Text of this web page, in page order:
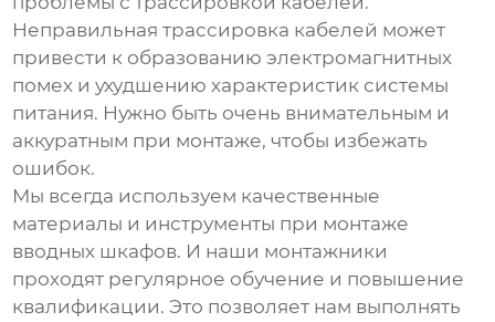
Неправильная трассировка кабелей может
привести к образованию электромагнитных
помех и ухудшению характеристик системы
питания. Нужно быть очень внимательным и
аккуратным при монтаже, чтобы избежать
ошибок.
Мы всегда используем качественные
материалы и инструменты при монтаже
вводных шкафов. И наши монтажники
проходят регулярное обучение и повышение
квалификации. Это позволяет нам выполнять